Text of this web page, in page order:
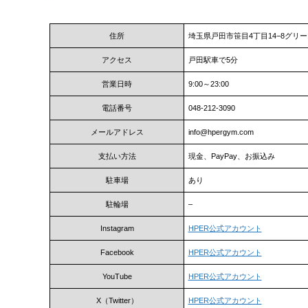
住所 埼玉県戸田市笹目4丁目14−8グリ
アクセス 戸田駅車で5分
営業日時 9:00～23:00
電話番号 048-212-3090
メールアドレス info@hpergym.com
支払い方法 現金、PayPay、お振込み
駐車場 あり
駐輪場 –
Instagram HPER公式アカウント
Facebook HPER公式アカウント
YouTube HPER公式アカウント
X（Twitter） HPER公式アカウント